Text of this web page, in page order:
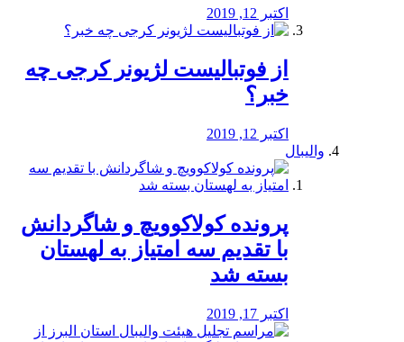
اکتبر 12, 2019
از فوتبالیست لژیونر کرجی چه
خبر؟
اکتبر 12, 2019
والیبال
پرونده کولاکوویچ و شاگردانش
با تقدیم سه امتیاز به لهستان
بسته شد
اکتبر 17, 2019